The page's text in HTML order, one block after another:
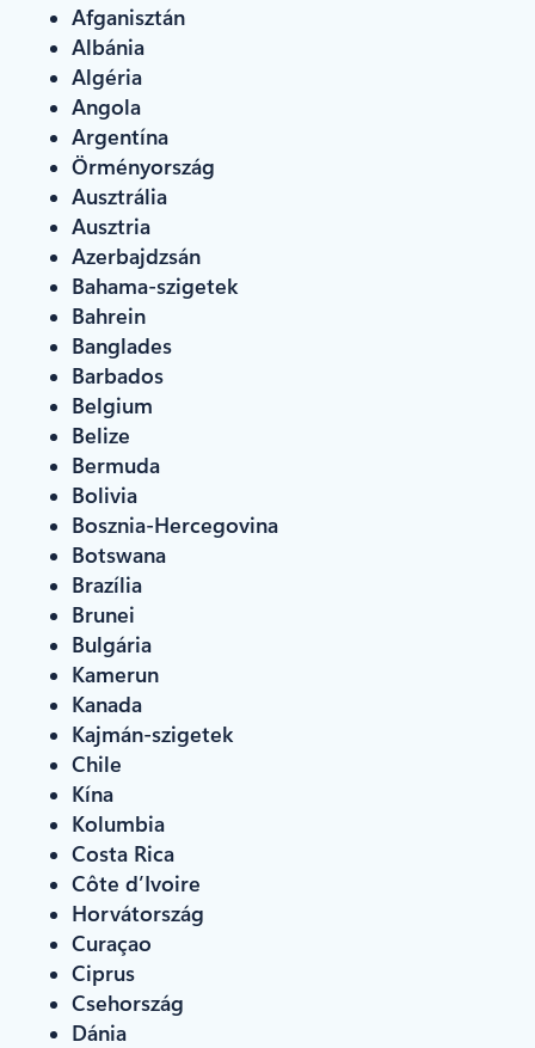
Afganisztán
Albánia
Algéria
Angola
Argentína
Örményország
Ausztrália
Ausztria
Azerbajdzsán
Bahama-szigetek
Bahrein
Banglades
Barbados
Belgium
Belize
Bermuda
Bolivia
Bosznia-Hercegovina
Botswana
Brazília
Brunei
Bulgária
Kamerun
Kanada
Kajmán-szigetek
Chile
Kína
Kolumbia
Costa Rica
Côte d’Ivoire
Horvátország
Curaçao
Ciprus
Csehország
Dánia